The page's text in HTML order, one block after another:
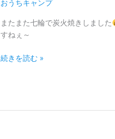
おうちキャンプ
またまた七輪で炭火焼きしました
すねぇ～
ち
七
輪
続きを読む »